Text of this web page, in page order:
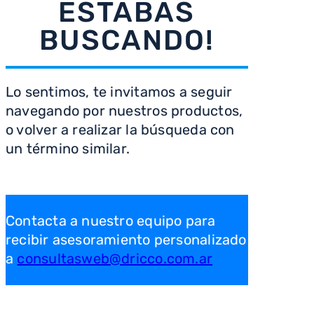
ESTABAS
BUSCANDO!
Lo sentimos, te invitamos a seguir
navegando por nuestros productos,
o volver a realizar la búsqueda con
un término similar.
Contacta a nuestro equipo para
recibir asesoramiento personalizado
a consultasweb@dricco.com.ar
8 .
9. freidora aire
10.